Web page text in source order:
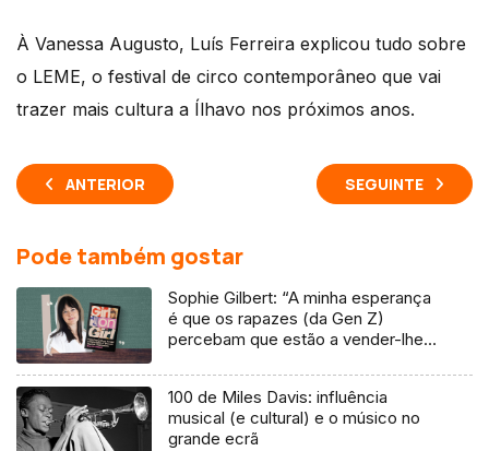
À Vanessa Augusto, Luís Ferreira explicou tudo sobre
o LEME, o festival de circo contemporâneo que vai
trazer mais cultura a Ílhavo nos próximos anos.
ANTERIOR SEGUINTE
Pode também gostar
Sophie Gilbert: “A minha esperança
é que os rapazes (da Gen Z)
percebam que estão a vender-lhes
100 de Miles Davis: influência
musical (e cultural) e o músico no
grande ecrã